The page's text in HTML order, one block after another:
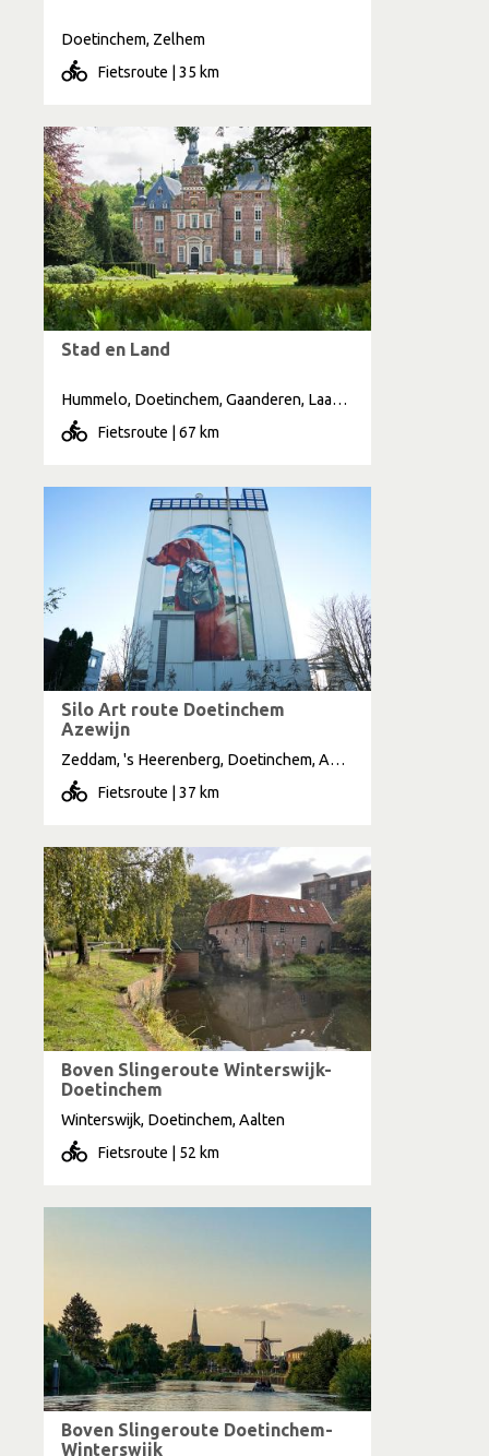
Doetinchem, Zelhem
Fietsroute | 35 km
Stad en Land
Hummelo, Doetinchem, Gaanderen, Laag Keppel
Fietsroute | 67 km
Silo Art route Doetinchem
Azewijn
Zeddam, 's Heerenberg, Doetinchem, Azewijn, Gaanderen, Braamt, Kilder
Fietsroute | 37 km
Boven Slingeroute Winterswijk-
Doetinchem
Winterswijk, Doetinchem, Aalten
Fietsroute | 52 km
Boven Slingeroute Doetinchem-
Winterswijk